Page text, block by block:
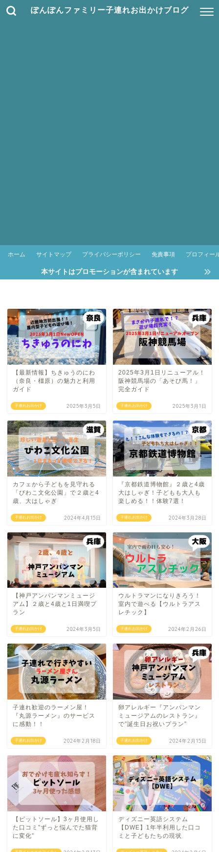
ぽんぽんファミリー子連れお出かけブログ
ホーム サイトマップ プライバシーポリシー 免責事項 プロフィー
本サイトはプロモーションが含まれています
子連れお出かけ
【最新情報】ちきゅうのにわ
（奈良・橿原）の魅力と利用
ガイド
2025年3月5日 子連れお出かけ
2025年3月1日リニューアル！
阪神競馬場の「あそび馬！」
完全ガイド
2025年3月1日
子連れお出かけ
カフェから子どもを見守れる
「びわこ文化公園」で２歳と4
歳、大はしゃぎ
2024年4月15日 子連れお出かけ
『京都鉄道博物館』２歳と4歳
大はしゃぎ！子どもも大人も
楽しめる！！体験7選！
2024年3月28日
子連れお出かけ
【神戸アンパンマンミュージ
アム】２歳と4歳と1日満喫プ
ラン
2024年3月5日 子連れお出かけ
ウルトラマンになりきろう！
室内で遊べる【ウルトラアス
レチック】
2024年2月26日
子連れお出かけ
子連れ歓迎のラーメン屋！
『丸源ラーメン』のサービス
に感動！！
2024年2月18日 子連れお出かけ
卵アレルギー『アンパンマン
ミュージアムのレストラン』
で”誕生日お祝いプラン”
2024年2月15日
【ピットソール】3ヶ月使用し
た口コミ”ずっと悩んでた猫背
に変化”
ディズニー英語システム
【DWE】1年半利用した口コ
ミと子どもたちの現状